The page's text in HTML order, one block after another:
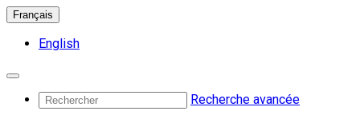
Français
English
Recherche avancée